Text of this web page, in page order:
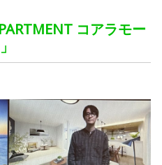
コアラモー